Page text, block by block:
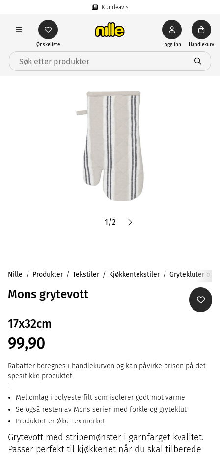
Kundeavis
Ønskeliste Logg inn Handlekurv
1/2
Nille Produkter Tekstiler Kjøkkentekstiler Grytekluter og
Mons grytevott
17x32cm
99,90
Rabatter beregnes i handlekurven og kan påvirke prisen på det
spesifikke produktet.
Mellomlag i polyesterfilt som isolerer godt mot varme
Se også resten av Mons serien med forkle og gryteklut
Produktet er Øko-Tex merket
Grytevott med stripemønster i garnfarget kvalitet.
Passer perfekt til kjøkkenet når du skal tilberede